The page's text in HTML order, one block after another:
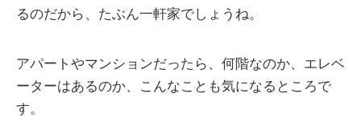
るのだから、たぶん一軒家でしょうね。
アパートやマンションだったら、何階なのか、エレベ
ーターはあるのか、こんなことも気になるところで
す。